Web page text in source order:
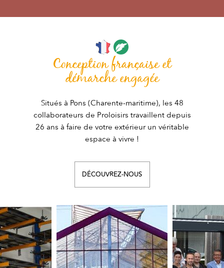
Conception française et
démarche engagée
Situés à Pons (Charente-maritime), les 48
collaborateurs de Proloisirs travaillent depuis
26 ans à faire de votre extérieur un véritable
espace à vivre !
DÉCOUVREZ-NOUS